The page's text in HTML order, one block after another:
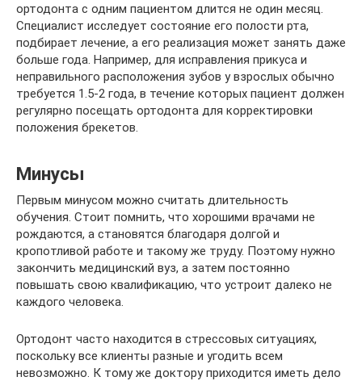
ортодонта с одним пациентом длится не один месяц.
Специалист исследует состояние его полости рта,
подбирает лечение, а его реализация может занять даже
больше года. Например, для исправления прикуса и
неправильного расположения зубов у взрослых обычно
требуется 1.5-2 года, в течение которых пациент должен
регулярно посещать ортодонта для корректировки
положения брекетов.
Минусы
Первым минусом можно считать длительность
обучения. Стоит помнить, что хорошими врачами не
рождаются, а становятся благодаря долгой и
кропотливой работе и такому же труду. Поэтому нужно
закончить медицинский вуз, а затем постоянно
повышать свою квалификацию, что устроит далеко не
каждого человека.
Ортодонт часто находится в стрессовых ситуациях,
поскольку все клиенты разные и угодить всем
невозможно. К тому же доктору приходится иметь дело